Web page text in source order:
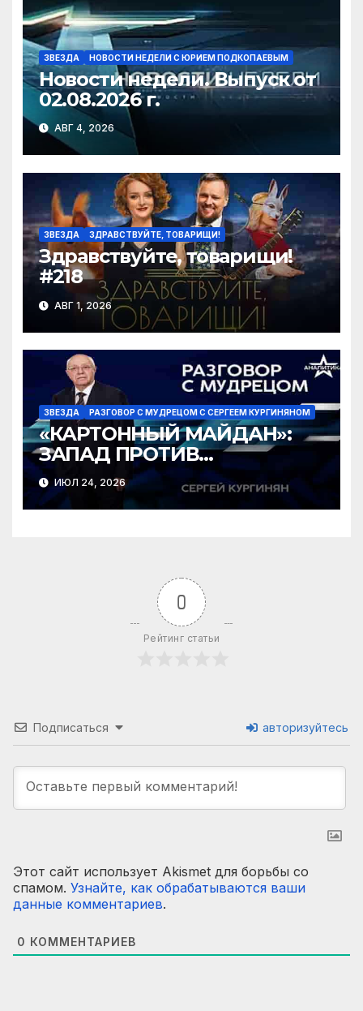
ЗВЕЗДА НОВОСТИ НЕДЕЛИ С ЮРИЕМ ПОДКОПАЕВЫМ
Новости недели. Выпуск от
02.08.2026 г.
АВГ 4, 2026
ЗВЕЗДА ЗДРАВСТВУЙТЕ, ТОВАРИЩИ!
Здравствуйте, товарищи!
#218
АВГ 1, 2026
ЗВЕЗДА РАЗГОВОР С МУДРЕЦОМ С СЕРГЕЕМ КУРГИНЯНОМ
«КАРТОННЫЙ МАЙДАН»:
ЗАПАД ПРОТИВ
ЗЕЛЕНСКОГО?
ИЮЛ 24, 2026
0
Рейтинг статьи
Подписаться авторизуйтесь
Этот сайт использует Akismet для борьбы со
спамом. Узнайте, как обрабатываются ваши
данные комментариев.
0 КОММЕНТАРИЕВ